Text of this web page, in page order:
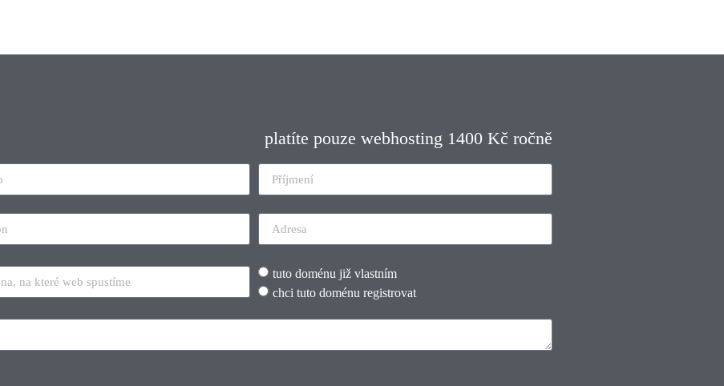
platíte pouze webhosting 1400 Kč ročně
tuto doménu již vlastním
chci tuto doménu registrovat